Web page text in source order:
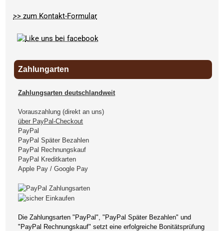
>> zum Kontakt-Formular
Zahlungarten
Zahlungsarten deutschlandweit
Vorauszahlung (direkt an uns)
über PayPal-Checkout
PayPal
PayPal Später Bezahlen
PayPal Rechnungskauf
PayPal Kreditkarten
Apple Pay / Google Pay
Die Zahlungsarten "PayPal", "PayPal Später Bezahlen" und
"PayPal Rechnungskauf" setzt eine erfolgreiche Bonitätsprüfung